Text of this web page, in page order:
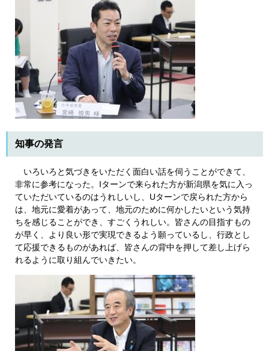
知事の発言
いろいろと気づきをいただく面白い話を伺うことができて、
非常に参考になった。Iターンで来られた方が新潟県を気に入っ
ていただいているのはうれしいし、Uターンで戻られた方から
は、地元に愛着があって、地元のために何かしたいという気持
ちを感じることができ、すごくうれしい。皆さんの目指すもの
が早く、より良い形で実現できるよう願っているし、行政とし
て応援できるものがあれば、皆さんの背中を押して差し上げら
れるように取り組んでいきたい。